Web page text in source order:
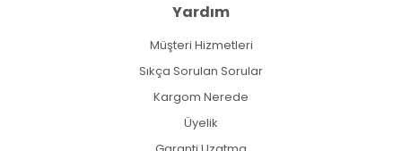
Yardım
Müşteri Hizmetleri
Sıkça Sorulan Sorular
Kargom Nerede
Üyelik